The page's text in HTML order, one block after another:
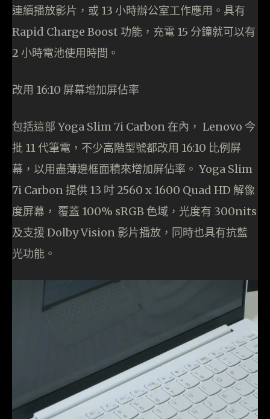
連續播放影片，或 13 小時辦公室工作應用。具有
Rapid Charge Boost 功能，充電 15 分鐘就可以有
2 小時電池使用時間。
改用 16:10 屏幕增加屏佔率
包括這部 Yoga Slim 7i Carbon 在內， Lenovo 今
批 11 代筆電，不少高階型號都改用 16:10 比例屏
幕，以用盡薄邊框面積來增加屏佔率。 Yoga Slim
7i Carbon 提供 13 吋 2560 x 1600 Quad HD 解像
度屏幕， 覆蓋 100% sRGB 色域，光度有 300nits
及支援 Dolby Vision 影片播放，同時也具有抗藍
光功能。